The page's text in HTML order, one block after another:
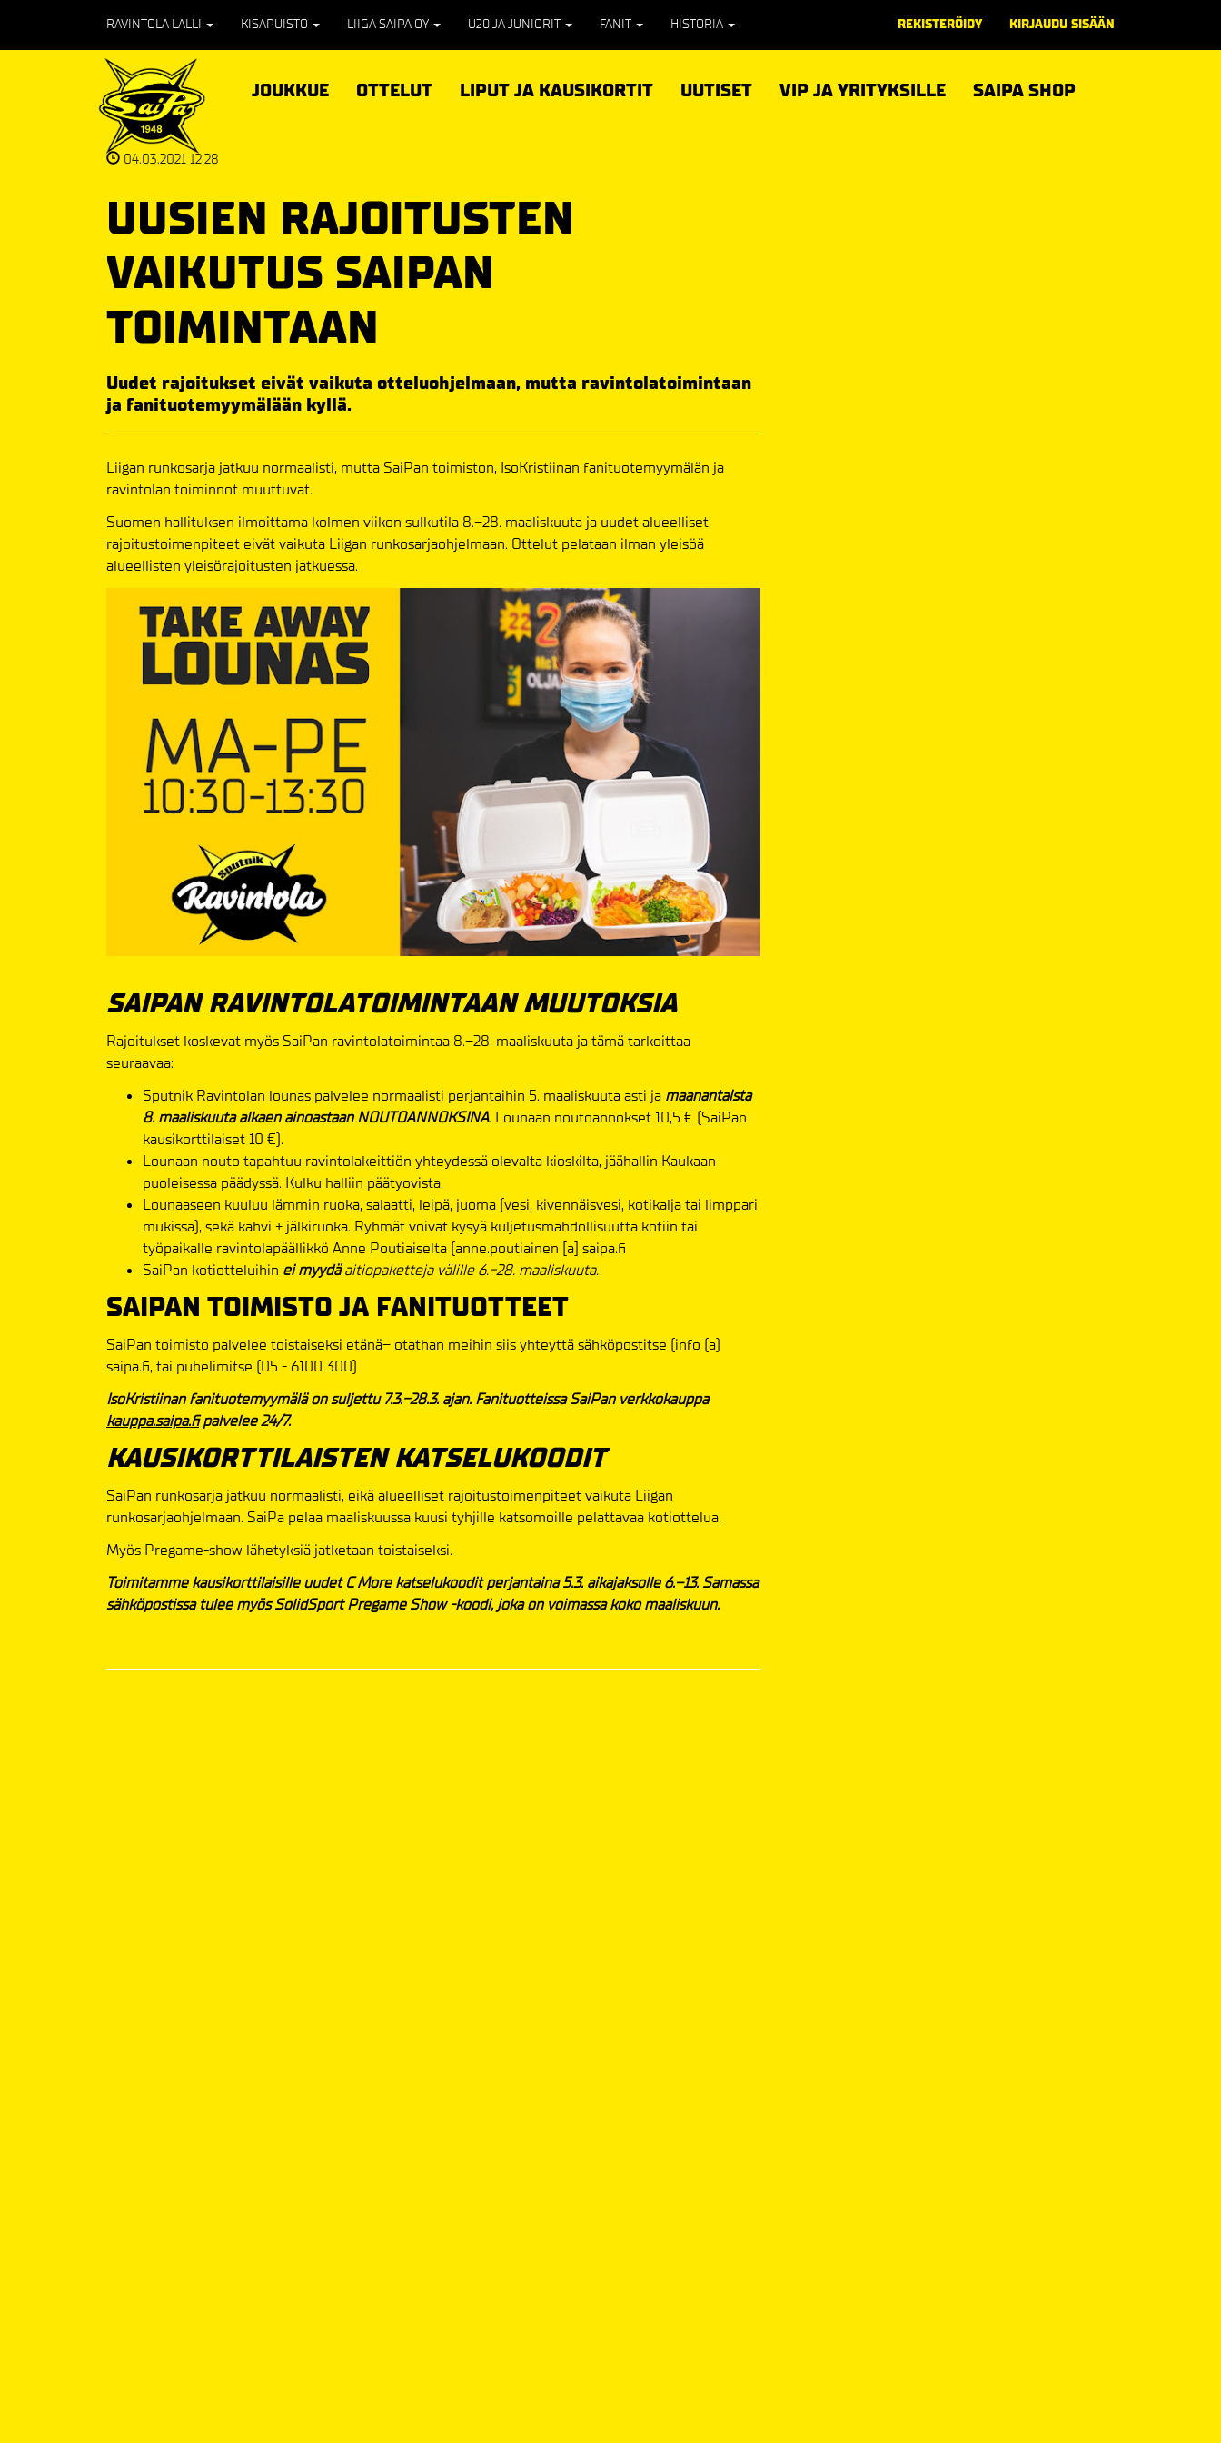
RAVINTOLA LALLI KISAPUISTO LIIGA SAIPA OY U20 JA JUNIORIT FANIT HISTORIA REKISTERÖIDY KIRJAUDU SISÄÄN
JOUKKUE OTTELUT LIPUT JA KAUSIKORTIT UUTISET VIP JA YRITYKSILLE SAIPA SHOP
04.03.2021 12:28
UUSIEN RAJOITUSTEN
VAIKUTUS SAIPAN
TOIMINTAAN
Uudet rajoitukset eivät vaikuta otteluohjelmaan, mutta ravintolatoimintaan
ja fanituotemyymälään kyllä.
Liigan runkosarja jatkuu normaalisti, mutta SaiPan toimiston, IsoKristiinan fanituotemyymälän ja
ravintolan toiminnot muuttuvat.
Suomen hallituksen ilmoittama kolmen viikon sulkutila 8.–28. maaliskuuta ja uudet alueelliset
rajoitustoimenpiteet eivät vaikuta Liigan runkosarjaohjelmaan. Ottelut pelataan ilman yleisöä
alueellisten yleisörajoitusten jatkuessa.
SAIPAN RAVINTOLATOIMINTAAN MUUTOKSIA
Rajoitukset koskevat myös SaiPan ravintolatoimintaa 8.–28. maaliskuuta ja tämä tarkoittaa
seuraavaa:
Sputnik Ravintolan lounas palvelee normaalisti perjantaihin 5. maaliskuuta asti ja maanantaista
8. maaliskuuta alkaen ainoastaan NOUTOANNOKSINA. Lounaan noutoannokset 10,5 € (SaiPan
kausikorttilaiset 10 €).
Lounaan nouto tapahtuu ravintolakeittiön yhteydessä olevalta kioskilta, jäähallin Kaukaan
puoleisessa päädyssä. Kulku halliin päätyovista.
Lounaaseen kuuluu lämmin ruoka, salaatti, leipä, juoma (vesi, kivennäisvesi, kotikalja tai limppari
mukissa), sekä kahvi + jälkiruoka. Ryhmät voivat kysyä kuljetusmahdollisuutta kotiin tai
työpaikalle ravintolapäällikkö Anne Poutiaiselta (anne.poutiainen [a] saipa.fi
SaiPan kotiotteluihin ei myydäaitiopaketteja välille 6.-28. maaliskuuta.
SAIPAN TOIMISTO JA FANITUOTTEET
SaiPan toimisto palvelee toistaiseksi etänä– otathan meihin siis yhteyttä sähköpostitse (info (a)
saipa.fi, tai puhelimitse (05 - 6100 300)
IsoKristiinan fanituotemyymälä on suljettu 7.3.-28.3. ajan. Fanituotteissa SaiPan verkkokauppa
kauppa.saipa.fipalvelee 24/7.
KAUSIKORTTILAISTEN KATSELUKOODIT
SaiPan runkosarja jatkuu normaalisti, eikä alueelliset rajoitustoimenpiteet vaikuta Liigan
runkosarjaohjelmaan. SaiPa pelaa maaliskuussa kuusi tyhjille katsomoille pelattavaa kotiottelua.
Myös Pregame-show lähetyksiä jatketaan toistaiseksi.
Toimitamme kausikorttilaisille uudet C More katselukoodit perjantaina 5.3. aikajaksolle 6.–13. Samassa
sähköpostissa tulee myös SolidSport Pregame Show -koodi, joka on voimassa koko maaliskuun.